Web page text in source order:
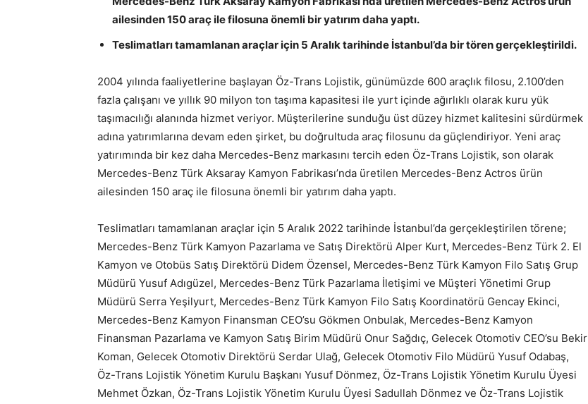
ailesinden 150 araç ile filosuna önemli bir yatırım daha yaptı.
Teslimatları tamamlanan araçlar için 5 Aralık tarihinde İstanbul’da bir tören gerçekleştirildi.
2004 yılında faaliyetlerine başlayan Öz-Trans Lojistik, günümüzde 600 araçlık filosu, 2.100’den
fazla çalışanı ve yıllık 90 milyon ton taşıma kapasitesi ile yurt içinde ağırlıklı olarak kuru yük
taşımacılığı alanında hizmet veriyor. Müşterilerine sunduğu üst düzey hizmet kalitesini sürdürmek
adına yatırımlarına devam eden şirket, bu doğrultuda araç filosunu da güçlendiriyor. Yeni araç
yatırımında bir kez daha Mercedes-Benz markasını tercih eden Öz-Trans Lojistik, son olarak
Mercedes-Benz Türk Aksaray Kamyon Fabrikası’nda üretilen Mercedes-Benz Actros ürün
ailesinden 150 araç ile filosuna önemli bir yatırım daha yaptı.
Teslimatları tamamlanan araçlar için 5 Aralık 2022 tarihinde İstanbul’da gerçekleştirilen törene;
Mercedes-Benz Türk Kamyon Pazarlama ve Satış Direktörü Alper Kurt, Mercedes-Benz Türk 2. El
Kamyon ve Otobüs Satış Direktörü Didem Özensel, Mercedes-Benz Türk Kamyon Filo Satış Grup
Müdürü Yusuf Adıgüzel, Mercedes-Benz Türk Pazarlama İletişimi ve Müşteri Yönetimi Grup
Müdürü Serra Yeşilyurt, Mercedes-Benz Türk Kamyon Filo Satış Koordinatörü Gencay Ekinci,
Mercedes-Benz Kamyon Finansman CEO’su Gökmen Onbulak, Mercedes-Benz Kamyon
Finansman Pazarlama ve Kamyon Satış Birim Müdürü Onur Sağdıç, Gelecek Otomotiv CEO’su Bekir
Koman, Gelecek Otomotiv Direktörü Serdar Ulağ, Gelecek Otomotiv Filo Müdürü Yusuf Odabaş,
Öz-Trans Lojistik Yönetim Kurulu Başkanı Yusuf Dönmez, Öz-Trans Lojistik Yönetim Kurulu Üyesi
Mehmet Özkan, Öz-Trans Lojistik Yönetim Kurulu Üyesi Sadullah Dönmez ve Öz-Trans Lojistik